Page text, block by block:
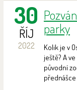
30
ŘÍJ
2022
parky
Kolik je v
ještě? A
původní